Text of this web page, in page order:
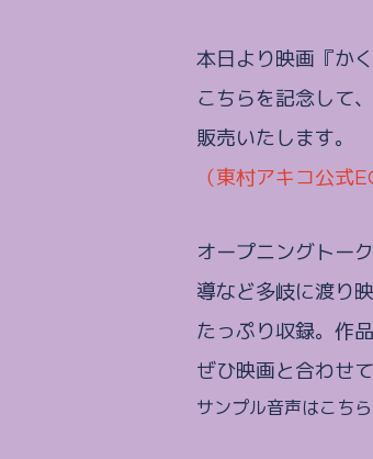
本日より映画『か
こちらを記念して
販売いたします。
（東村アキコ公式
オープニングトー
導など多岐に渡り
たっぷり収録。作
ぜひ映画と合わせ
サンプル音声はこちら